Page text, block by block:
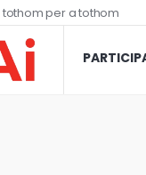
tothom per a tothom